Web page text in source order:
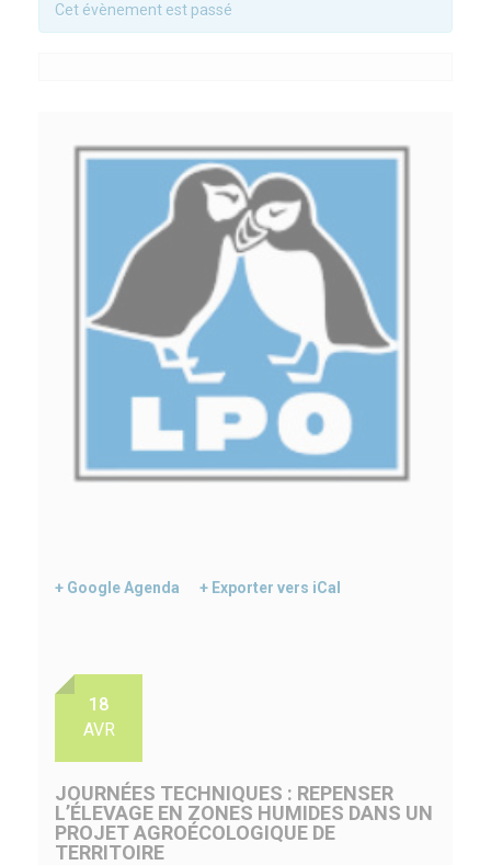
Cet évènement est passé
+ Google Agenda + Exporter vers iCal
18
AVR
JOURNÉES TECHNIQUES : REPENSER
L’ÉLEVAGE EN ZONES HUMIDES DANS UN
PROJET AGROÉCOLOGIQUE DE
TERRITOIRE